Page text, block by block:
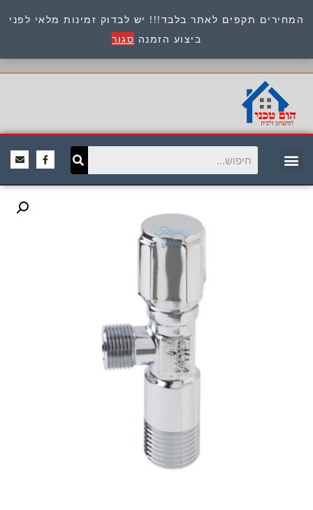
המחירים תקפים לאתר בלבד!!! יש לבדוק זמינות מלאי לפני
ביצוע הזמנה סגור
כתובת : היוזמים 9 אור יהודה שירות לקוחות 054-
8945722